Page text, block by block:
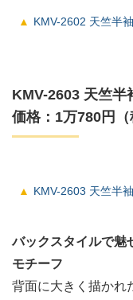
KMV-2602 天竺半
KMV-2603 天竺半
価格：1万780円（
KMV-2603 天竺半
バックスタイルで魅
モチーフ
背面に大きく描かれ